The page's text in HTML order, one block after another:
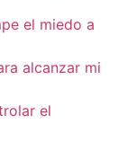
el miedo a
alcanzar mi
el